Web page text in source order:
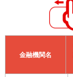
金融機関名